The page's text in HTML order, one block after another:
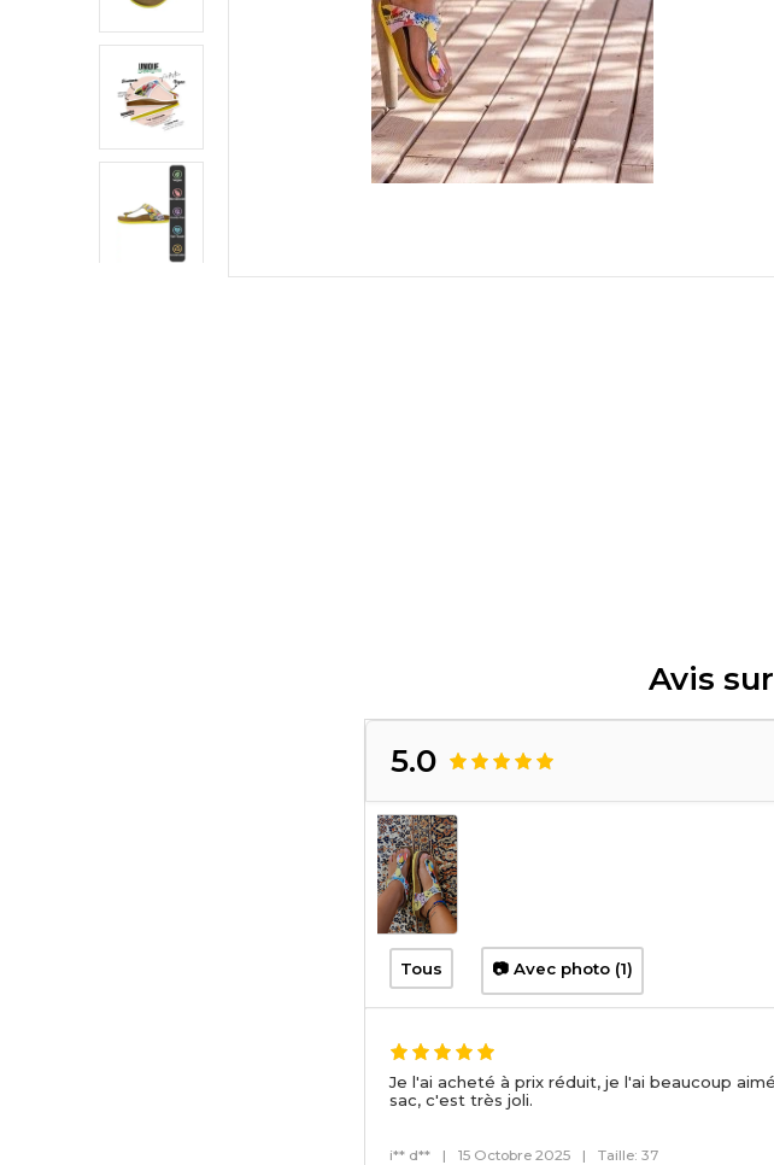
Avis
5.0
Tous 📷 Avec photo (1)
Je l'ai acheté à prix réduit, je l'ai beaucoup
sac, c'est très joli.
i** d** | 15 Octobre 2025 | Taille: 37